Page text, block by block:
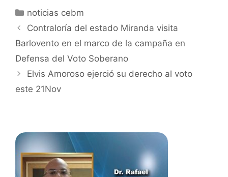
noticias cebm
Contraloría del estado Miranda visita
Barlovento en el marco de la campaña en
Defensa del Voto Soberano
Elvis Amoroso ejerció su derecho al voto
este 21Nov